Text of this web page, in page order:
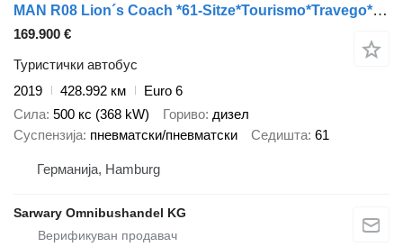
MAN R08 Lion´s Coach *61-Sitze*Tourismo*Travego*R09*
169.900 €
Туристички автобус
2019
428.992 км
Euro 6
Сила 500 кс (368 kW) Гориво дизел
Суспензија пневматски/пневматски Седишта 61
Германија, Hamburg
Sarwary Omnibushandel KG